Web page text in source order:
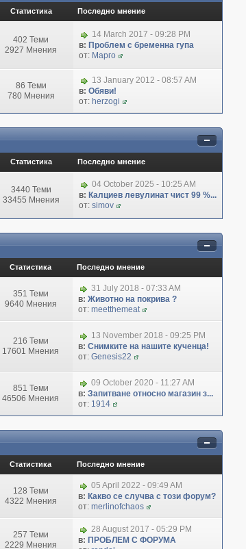
Статистика Последно мнение
402 Теми
2927 Мнения
14 March 2017 - 09:28 PM
в: Проблем с бременна гупа
от: Марго
86 Теми
780 Мнения
13 January 2012 - 08:57 AM
в: Обяви!
от: herzogi
Статистика Последно мнение
3440 Теми
33455 Мнения
04 October 2025 - 10:25 AM
в: Калциев левулинат чист 99 %...
от: simov
Статистика Последно мнение
351 Теми
9640 Мнения
31 July 2018 - 07:33 AM
в: Животно на покрива ?
от: meetthemeat
216 Теми
17601 Мнения
13 November 2018 - 09:25 PM
в: Снимките на нашите кученца!
от: Genesis22
851 Теми
46506 Мнения
09 October 2020 - 11:27 AM
в: Запитване относно магазин з...
от: 1914
Статистика Последно мнение
128 Теми
4322 Мнения
05 April 2022 - 09:49 AM
в: Какво се случва с този форум?
от: merlinofchaos
257 Теми
2229 Мнения
28 August 2017 - 05:29 PM
в: ПРОБЛЕМ С ФОРУМА